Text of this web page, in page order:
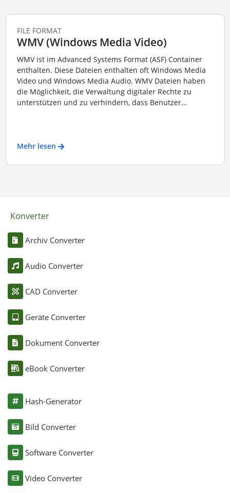
FILE FORMAT
WMV (Windows Media Video)
WMV ist im Advanced Systems Format (ASF) Container
enthalten. Diese Dateien enthalten oft Windows Media
Video und Windows Media Audio. WMV Dateien haben
die Möglichkeit, die Verwaltung digitaler Rechte zu
unterstützen und zu verhindern, dass Benutzer...
Mehr lesen
Konverter
Archiv Converter
Audio Converter
CAD Converter
Geräte Converter
Dokument Converter
eBook Converter
Hash-Generator
Bild Converter
Software Converter
Video Converter